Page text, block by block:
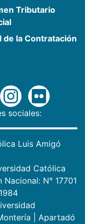
Tributario
de la Contratación
sociales:
Luis Amigó
Católica
N° 17701
Apartadó